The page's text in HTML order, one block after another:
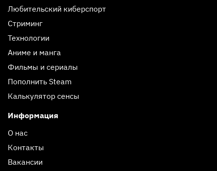
Любительский киберспорт
Стриминг
Технологии
Аниме и манга
Фильмы и сериалы
Пополнить Steam
Калькулятор сенсы
Информация
О нас
Контакты
Вакансии